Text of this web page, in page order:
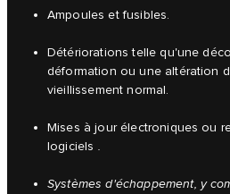
Ampoules et fusibles.
Détériorations telle qu'une
déformation ou une altération
vieillissement normal.
Mises à jour électroniques ou
logiciels .
Systèmes d'échappement, y